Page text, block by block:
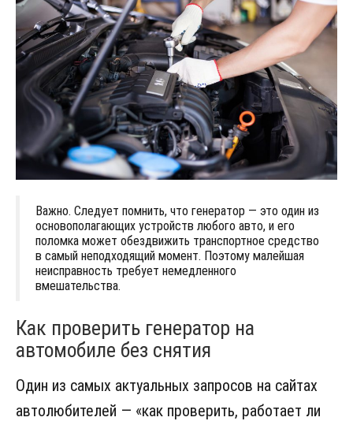
Важно. Следует помнить, что генератор — это один из
основополагающих устройств любого авто, и его
поломка может обездвижить транспортное средство
в самый неподходящий момент. Поэтому малейшая
неисправность требует немедленного
вмешательства.
Как проверить генератор на
автомобиле без снятия
Один из самых актуальных запросов на сайтах
автолюбителей — «как проверить, работает ли